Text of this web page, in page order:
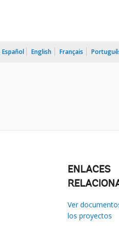
Español English Français
ENLACES
Ver
los proyectos